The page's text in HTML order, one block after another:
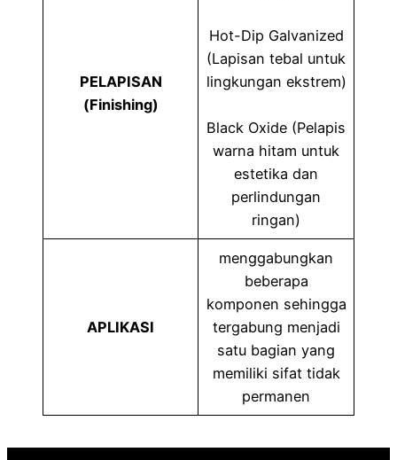
PELAPISAN
(Finishing)
Hot-Dip Galvanized
(Lapisan tebal untuk
lingkungan ekstrem)
Black Oxide (Pelapis
warna hitam untuk
estetika dan
perlindungan
ringan)
APLIKASI
menggabungkan
beberapa
komponen sehingga
tergabung menjadi
satu bagian yang
memiliki sifat tidak
permanen